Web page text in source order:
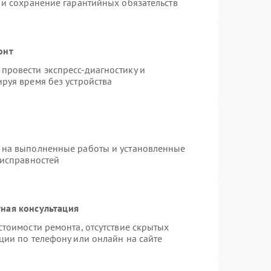
сохранение гарантийных обязательств
экспресс-диагностику и
время без устройства
на выполненные работы и установленные
консультация
ремонта, отсутствие скрытых
по телефону или онлайн на сайте